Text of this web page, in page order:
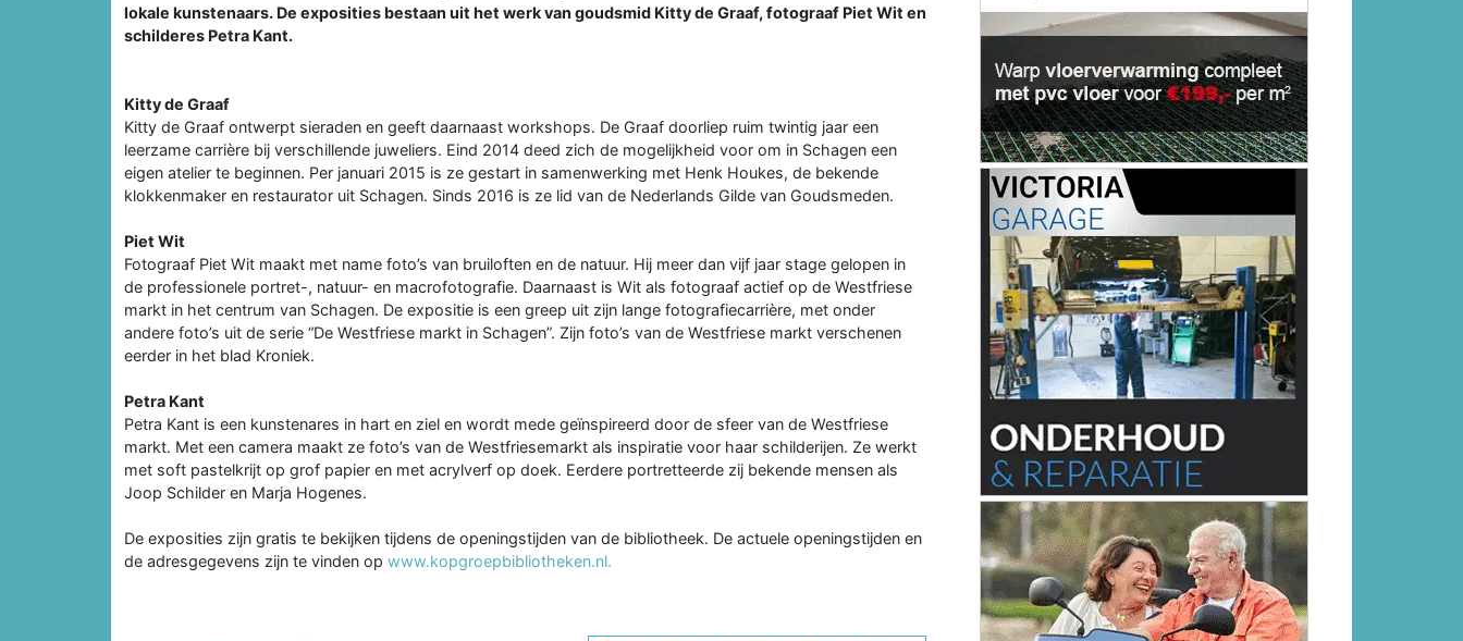
lokale kunstenaars. De exposities bestaan uit het werk van goudsmid Kitty de Graaf, fotograaf Piet Wit en
schilderes Petra Kant.
Kitty de Graaf
Kitty de Graaf ontwerpt sieraden en geeft daarnaast workshops. De Graaf doorliep ruim twintig jaar een
leerzame carrière bij verschillende juweliers. Eind 2014 deed zich de mogelijkheid voor om in Schagen een
eigen atelier te beginnen. Per januari 2015 is ze gestart in samenwerking met Henk Houkes, de bekende
klokkenmaker en restaurator uit Schagen. Sinds 2016 is ze lid van de Nederlands Gilde van Goudsmeden.
Piet Wit
Fotograaf Piet Wit maakt met name foto’s van bruiloften en de natuur. Hij meer dan vijf jaar stage gelopen in
de professionele portret-, natuur- en macrofotografie. Daarnaast is Wit als fotograaf actief op de Westfriese
markt in het centrum van Schagen. De expositie is een greep uit zijn lange fotografiecarrière, met onder
andere foto’s uit de serie “De Westfriese markt in Schagen”. Zijn foto’s van de Westfriese markt verschenen
eerder in het blad Kroniek.
Petra Kant
Petra Kant is een kunstenares in hart en ziel en wordt mede geïnspireerd door de sfeer van de Westfriese
markt. Met een camera maakt ze foto’s van de Westfriesemarkt als inspiratie voor haar schilderijen. Ze werkt
met soft pastelkrijt op grof papier en met acrylverf op doek. Eerdere portretteerde zij bekende mensen als
Joop Schilder en Marja Hogenes.
De exposities zijn gratis te bekijken tijdens de openingstijden van de bibliotheek. De actuele openingstijden en
de adresgegevens zijn te vinden op www.kopgroepbibliotheken.nl.